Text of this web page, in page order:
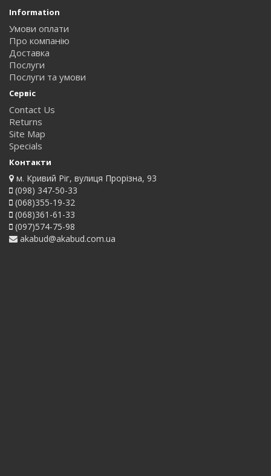
Information
Умови оплати
Про компанію
Доставка
Послуги
Послуги та умови
Сервіс
Contact Us
Returns
Site Map
Specials
Контакти
м. Кривий Ріг, вулиця Прорізна, 93
(098) 347-50-33
(068)355-19-32
(068)361-61-33
(097)574-75-98
akabud@akabud.com.ua